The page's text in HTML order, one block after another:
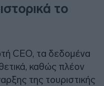
το
CEO, τα δεδομένα
καθώς πλέον
της τουριστικής